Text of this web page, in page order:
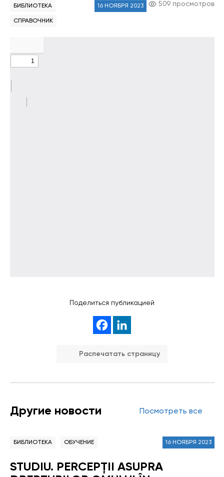
БИБЛИОТЕКА
СПРАВОЧНИК
16 НОЯБРЯ 2023 509 просмотров
Поделиться публикацией
Распечатать страницу
Другие новости Посмотреть все
БИБЛИОТЕКА ОБУЧЕНИЕ 16 НОЯБРЯ 2023
STUDIU. PERCEPŢII ASUPRA